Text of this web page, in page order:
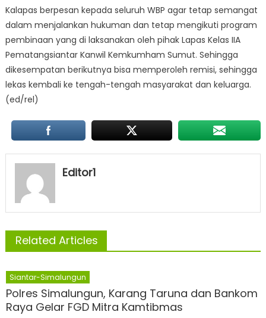
Kalapas berpesan kepada seluruh WBP agar tetap semangat
dalam menjalankan hukuman dan tetap mengikuti program
pembinaan yang di laksanakan oleh pihak Lapas Kelas IIA
Pematangsiantar Kanwil Kemkumham Sumut. Sehingga
dikesempatan berikutnya bisa memperoleh remisi, sehingga
lekas kembali ke tengah-tengah masyarakat dan keluarga.
(ed/rel)
Editor1
Related Articles
Siantar-Simalungun
Polres Simalungun, Karang Taruna dan Bankom
Raya Gelar FGD Mitra Kamtibmas